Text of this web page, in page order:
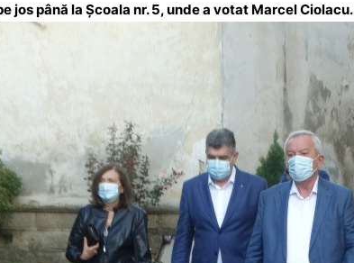
jos până la Școala nr. 5, unde a votat Marcel Ciolacu.